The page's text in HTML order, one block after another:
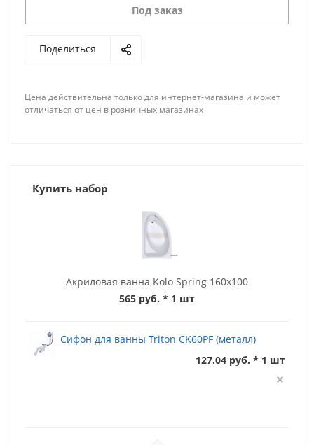
Под заказ
Поделиться
Цена действительна только для интернет-магазина и может
отличаться от цен в розничных магазинах
Купить набор
Акриловая ванна Kolo Spring 160x100
565 руб. * 1 шт
Сифон для ванны Triton CK60PF (металл)
127.04 руб. * 1 шт